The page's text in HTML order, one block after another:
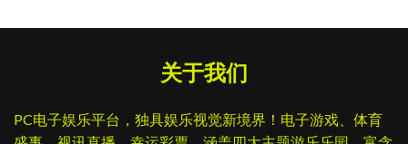
关于我们
PC电子娱乐平台，独具娱乐视觉新境界！电子游戏、体育